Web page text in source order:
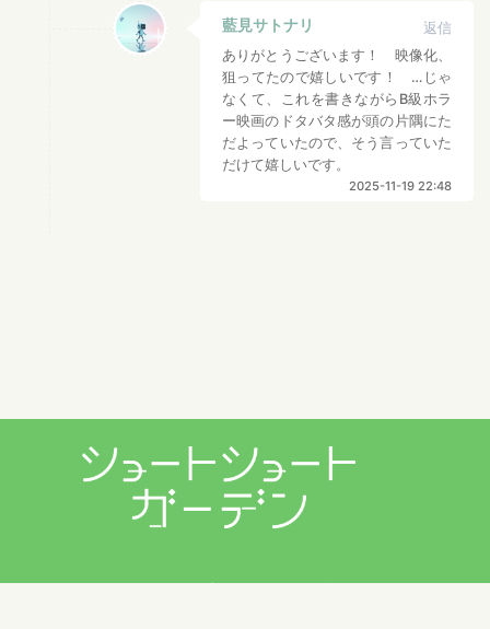
藍見サトナリ
返信
ありがとうございます！ 映像化、
狙ってたので嬉しいです！ …じゃ
なくて、これを書きながらB級ホラ
ー映画のドタバタ感が頭の片隅にた
だよっていたので、そう言っていた
だけて嬉しいです。
2025-11-19 22:48
プライバシーポリシー 利用規約 お問い合わせ